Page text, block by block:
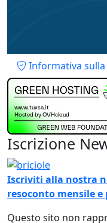
Piè di pagina
Informativa sulla
Iscrizione
Immagine
Iscriviti alla nostra
resoconto mensile
Questo sito non